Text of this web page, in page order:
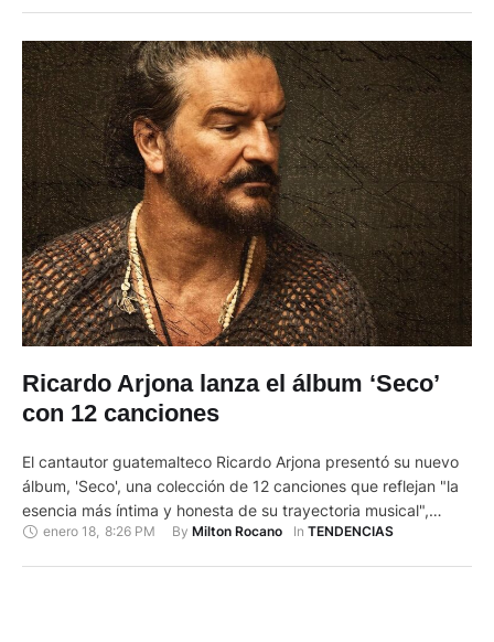
Ricardo Arjona lanza el álbum ‘Seco’
con 12 canciones
El cantautor guatemalteco Ricardo Arjona presentó su nuevo
álbum, 'Seco', una colección de 12 canciones que reflejan "la
esencia más íntima y honesta de su trayectoria musical",
informó su publicista. Detalla que este proyecto marca un
enero 18 8:26 PM By Milton Rocano In TENDENCIAS